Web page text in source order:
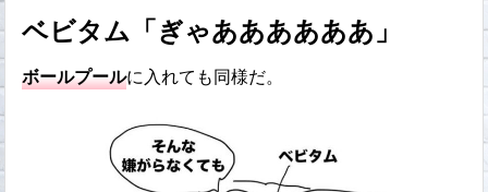
ベビタム「ぎゃああああああ」
ボールプールに入れても同様だ。